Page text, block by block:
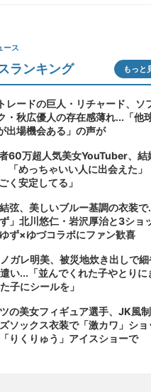
ース
ランキング もっと
レードの巨人・リチャード、ソ
・秋広優人の存在感薄れ...「他
出場機会ある」の声が
60万超人気美女YouTuber、結
めっちゃいい人に出会えた」
く安定してる」
弦、美しいブルー基調の衣装で
ず」北川悠仁・岩沢厚治と3ショ
ず×ゆづコラボにファン歓喜
ガレ明美、被災地炊き出しで
い...「並んでくれた子やとりに
子にシールを」
ツの美女フィギュア選手、JK風
ソックス衣装で「激カワ」ショ
りくりゅう」アイスショーで